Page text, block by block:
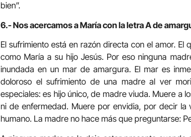
bien”.
6.- Nos acercamos a María con la letra A de
El sufrimiento está en razón directa con el amor.
como María a su hijo Jesús. Por eso ninguna
inundada en un mar de amargura. El mar es
doloroso el sufrimiento de una madre al ver
especiales: es hijo único, de madre viuda. Muere a
ni de enfermedad. Muere por envidia, por decir
humano. La madre no hace más que preguntarse: